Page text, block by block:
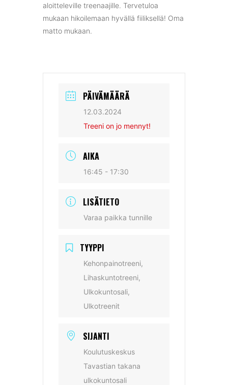
aloitteleville treenaajille. Tervetuloa
mukaan hikoilemaan hyvällä fiiliksellä! Oma
matto mukaan.
PÄIVÄMÄÄRÄ
12.03.2024
Treeni on jo mennyt!
AIKA
16:45 - 17:30
LISÄTIETO
Varaa paikka tunnille
TYYPPI
Kehonpainotreeni,
Lihaskuntotreeni,
Ulkokuntosali,
Ulkotreenit
SIJANTI
Koulutuskeskus
Tavastian takana
ulkokuntosali